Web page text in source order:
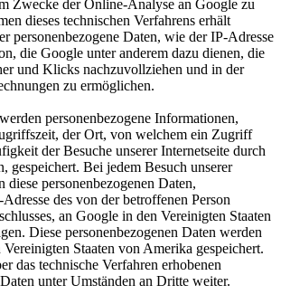
Zwecke der Online-Analyse an Google zu
dieses technischen Verfahrens erhält
personenbezogene Daten, wie der IP-Adresse
die Google unter anderem dazu dienen, die
und Klicks nachzuvollziehen und in der
zu ermöglichen.
personenbezogene Informationen,
der Ort, von welchem ein Zugriff
der Besuche unserer Internetseite durch
gespeichert. Bei jedem Besuch unserer
diese personenbezogenen Daten,
des von der betroffenen Person
an Google in den Vereinigten Staaten
Diese personenbezogenen Daten werden
Staaten von Amerika gespeichert.
das technische Verfahren erhobenen
unter Umständen an Dritte weiter.